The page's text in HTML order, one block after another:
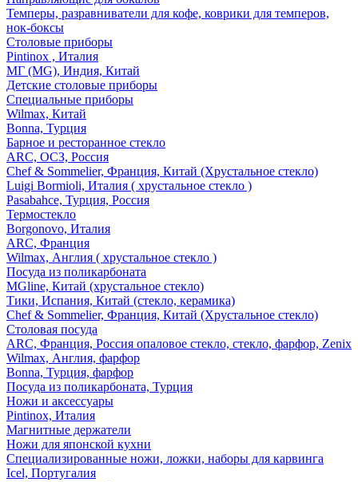
Темперы, разравниватели для кофе, коврики для темперов,
нок-боксы
Столовые приборы
Pintinox , Италия
МГ (MG), Индия, Китай
Детские столовые приборы
Специальные приборы
Wilmax, Китай
Bonna, Турция
Барное и ресторанное стекло
ARC, ОСЗ, Россия
Chef & Sommelier, Франция, Китай (Хрустальное стекло)
Luigi Bormioli, Италия ( хрустальное стекло )
Pasabahce, Турция, Россия
Термостекло
Borgonovo, Италия
ARC, Франция
Wilmax, Англия ( хрустальное стекло )
Посуда из поликарбоната
MGline, Китай (хрустальное стекло)
Тики, Испания, Китай (стекло, керамика)
Chef & Sommelier, Франция, Китай (Хрустальное стекло)
Столовая посуда
ARC, Франция, Россия опаловое стекло, стекло, фарфор, Zenix
Wilmax, Англия, фарфор
Bonna, Турция, фарфор
Посуда из поликарбоната, Турция
Ножи и аксессуары
Pintinox, Италия
Магнитные держатели
Ножи для японской кухни
Специализированные ножи, ложки, наборы для карвинга
Icel, Португалия